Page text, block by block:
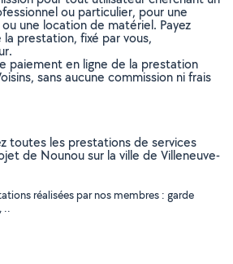
ou particulier, pour une
une location de matériel. Payez
prestation, fixé par vous,
paiement en ligne de la prestation
sans aucune commission ni frais
toutes les prestations de services
de Nounou sur la ville de Villeneuve-
réalisées par nos membres : garde
..